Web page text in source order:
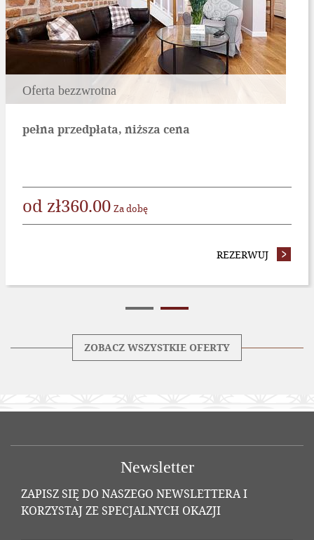
Oferta bezzwrotna
pełna przedpłata, niższa cena
od zł360.00 Za dobę
REZERWUJ -
ZOBACZ WSZYSTKIE OFERTY
Newsletter
ZAPISZ SIĘ DO NASZEGO NEWSLETTERA I
KORZYSTAJ ZE SPECJALNYCH OKAZJI